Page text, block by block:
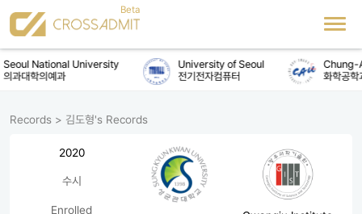
Seoul National University
의과대학의예과
University of Seoul
전기전자컴퓨터
Chung-
화학공학
Records > 김도형's Records
2020
수시
Enrolled